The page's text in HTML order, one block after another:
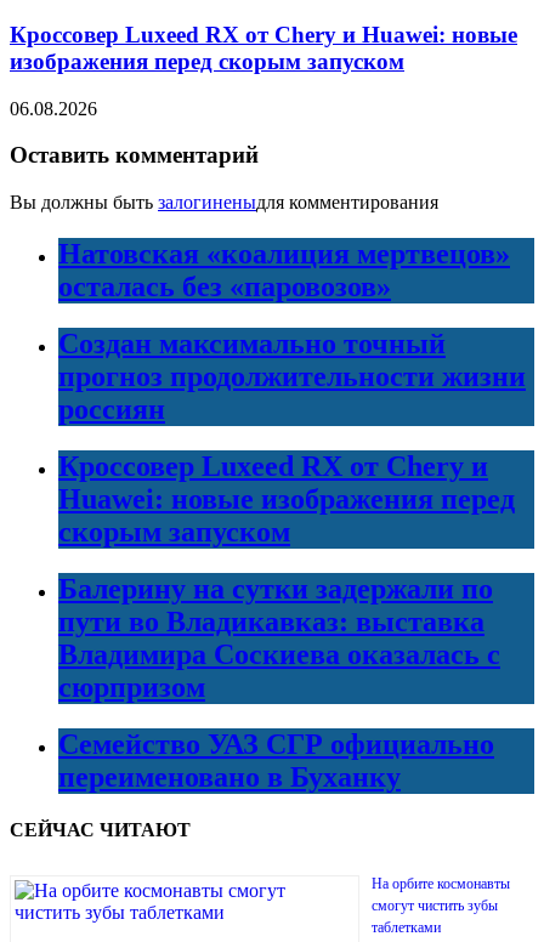
Кроссовер Luxeed RX от Chery и Huawei: новые
изображения перед скорым запуском
06.08.2026
Оставить комментарий
Вы должны быть залогиненыдля комментирования
Натовская «коалиция мертвецов»
осталась без «паровозов»
Создан максимально точный
прогноз продолжительности жизни
россиян
Кроссовер Luxeed RX от Chery и
Huawei: новые изображения перед
скорым запуском
Балерину на сутки задержали по
пути во Владикавказ: выставка
Владимира Соскиева оказалась с
сюрпризом
Семейство УАЗ СГР официально
переименовано в Буханку
СЕЙЧАС ЧИТАЮТ
На орбите космонавты
смогут чистить зубы
таблетками